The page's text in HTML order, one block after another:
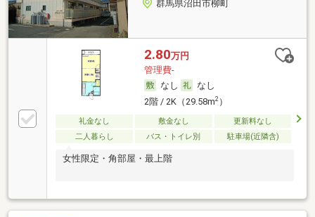
群馬県沼田市柳町
2.80万円
管理費-
なし
なし
2階 / 2K（29.58m2）
礼金なし 敷金なし
更新料なし
二人暮らし
バス・トイレ別 駐車場(近隣含)
女性限定・角部屋・最上階